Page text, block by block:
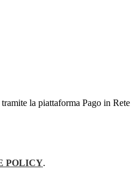
la piattaforma Pago in Rete
POLICY.